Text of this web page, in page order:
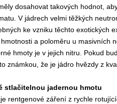
dosahovat takových hodnot,
V jádrech velmi těžkých
ke vzniku těchto exotických
a poloměru u masivních
hmoty je v jejich nitru. Pokud
známkou, že je jádro hvězdy z
stlačitelnou jadernou hmotu
rentgenové záření z rychle